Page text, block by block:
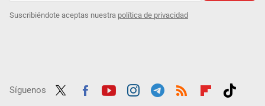
Suscribiéndote aceptas nuestra política de privacidad
Síguenos